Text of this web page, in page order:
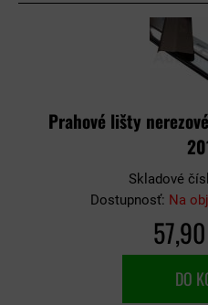
Prahové lišty
Skladové
Dostupnosť: Na
DO